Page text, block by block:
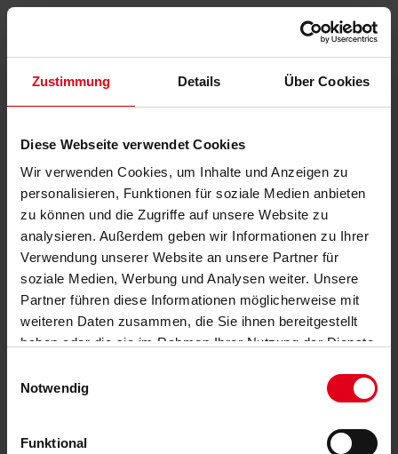
Zustimmung Details Über Cookies
Diese Webseite verwendet Cookies
Wir verwenden Cookies, um Inhalte und Anzeigen zu
personalisieren, Funktionen für soziale Medien anbieten
zu können und die Zugriffe auf unsere Website zu
analysieren. Außerdem geben wir Informationen zu Ihrer
Verwendung unserer Website an unsere Partner für
soziale Medien, Werbung und Analysen weiter. Unsere
Partner führen diese Informationen möglicherweise mit
weiteren Daten zusammen, die Sie ihnen bereitgestellt
haben oder die sie im Rahmen Ihrer Nutzung der Dienste
Notwendig
Funktional